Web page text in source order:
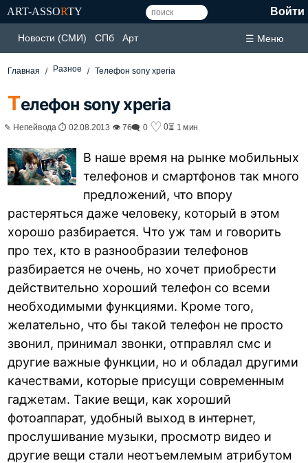
ART-ASSORTY Войти
Новости (СМИ) СПб Арт ☰ Меню
Главная Разное Телефон sony xperia
Телефон sony xperia
✎ Непейвода ⏱ 02.08.2013 👁 76🗨 0 ♡ 0⏳ 1 мин
В наше время на рынке мобильных
телефонов и смартфонов так много
предложений, что впору
растеряться даже человеку, который в этом
хорошо разбирается. Что уж там и говорить
про тех, кто в разнообразии телефонов
разбирается не очень, но хочет приобрести
действительно хороший телефон со всеми
необходимыми функциями. Кроме того,
желательно, что бы такой телефон не просто
звонил, принимал звонки, отправлял смс и
другие важные функции, но и обладал другими
качествами, которые присущи современным
гаджетам. Такие вещи, как хороший
фотоаппарат, удобный выход в интернет,
прослушивание музыки, просмотр видео и
другие вещи стали неотъемлемым атрибутом